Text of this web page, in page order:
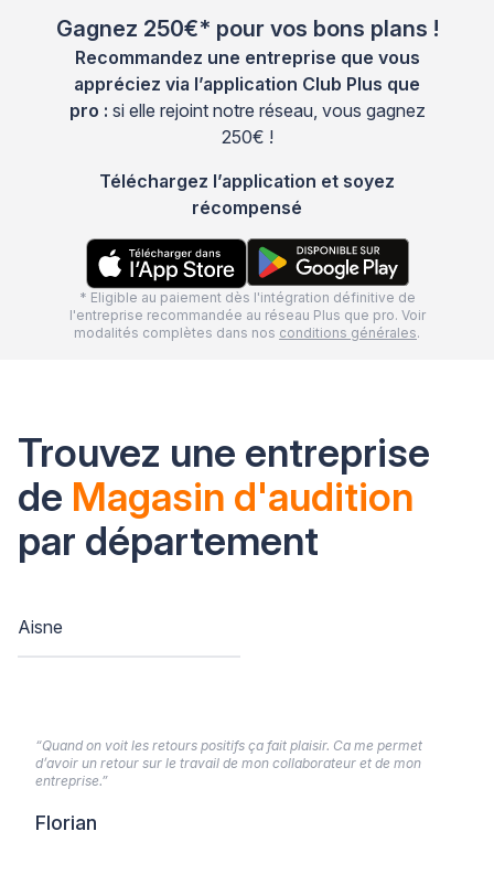
Gagnez 250€* pour vos bons plans !
Recommandez une entreprise que vous
appréciez via l’application Club Plus que
pro : si elle rejoint notre réseau, vous gagnez
250€ !
Téléchargez l’application et soyez
récompensé
* Eligible au paiement dès l'intégration définitive de
l'entreprise recommandée au réseau Plus que pro. Voir
modalités complètes dans nos conditions générales.
Trouvez une entreprise
de Magasin d'audition
par département
Aisne
“Quand on voit les retours positifs ça fait plaisir. Ca me permet
d’avoir un retour sur le travail de mon collaborateur et de mon
entreprise.”
Florian